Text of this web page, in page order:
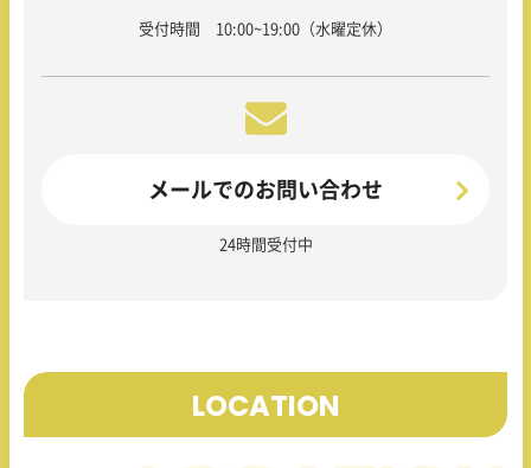
受付時間 10:00~19:00（水曜定休）
メールでのお問い合わせ
24時間受付中
LOCATION